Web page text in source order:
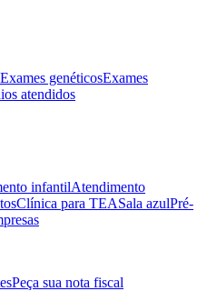
Exames genéticosExames
atendidos
infantilAtendimento
Clínica para TEASala azulPré-
Peça sua nota fiscal